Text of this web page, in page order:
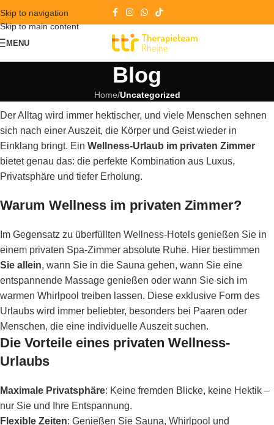
Skip to navigation
Skip to main content
MENU
Blog
Home/Uncategorized
Der Alltag wird immer hektischer, und viele Menschen sehnen
sich nach einer Auszeit, die Körper und Geist wieder in
Einklang bringt. Ein Wellness-Urlaub im privaten Zimmer
bietet genau das: die perfekte Kombination aus Luxus,
Privatsphäre und tiefer Erholung.
Warum Wellness im privaten Zimmer?
Im Gegensatz zu überfüllten Wellness-Hotels genießen Sie in
einem privaten Spa-Zimmer absolute Ruhe. Hier bestimmen
Sie allein, wann Sie in die Sauna gehen, wann Sie eine
entspannende Massage genießen oder wann Sie sich im
warmen Whirlpool treiben lassen. Diese exklusive Form des
Urlaubs wird immer beliebter, besonders bei Paaren oder
Menschen, die eine individuelle Auszeit suchen.
Die Vorteile eines privaten Wellness-
Urlaubs
Maximale Privatsphäre: Keine fremden Blicke, keine Hektik –
nur Sie und Ihre Entspannung.
Flexible Zeiten: Genießen Sie Sauna, Whirlpool und